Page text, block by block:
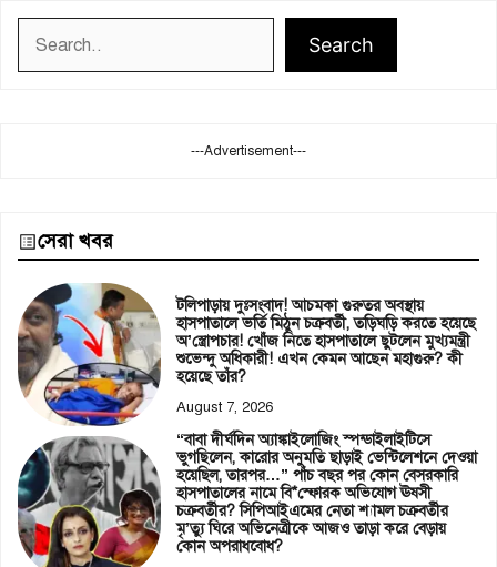
Search
---Advertisement---
সেরা খবর
টলিপাড়ায় দুঃসংবাদ! আচমকা গুরুতর অবস্থায়
হাসপাতালে ভর্তি মিঠুন চক্রবর্তী, তড়িঘড়ি করতে হয়েছে
অ’স্ত্রোপচার! খোঁজ নিতে হাসপাতালে ছুটলেন মুখ্যমন্ত্রী
শুভেন্দু অধিকারী! এখন কেমন আছেন মহাগুরু? কী
হয়েছে তাঁর?
August 7, 2026
“বাবা দীর্ঘদিন অ্যাঙ্কাইলোজিং স্পন্ডাইলাইটিসে
ভুগছিলেন, কারোর অনুমতি ছাড়াই ভেন্টিলেশনে দেওয়া
হয়েছিল, তারপর…” পাঁচ বছর পর কোন বেসরকারি
হাসপাতালের নামে বি*স্ফোরক অভিযোগ ঊষসী
চক্রবর্তীর? সিপিআইএমের নেতা শ্যামল চক্রবর্তীর
মৃ’ত্যু ঘিরে অভিনেত্রীকে আজও তাড়া করে বেড়ায়
কোন অপরাধবোধ?